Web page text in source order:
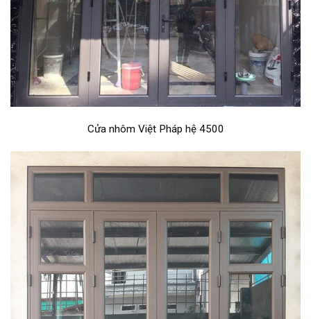
Cửa nhôm Việt Pháp hệ 4500